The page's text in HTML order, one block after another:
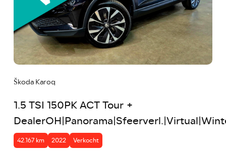
Škoda Karoq
1.5 TSI 150PK ACT Tour +
42.167 km 2022 Verkocht